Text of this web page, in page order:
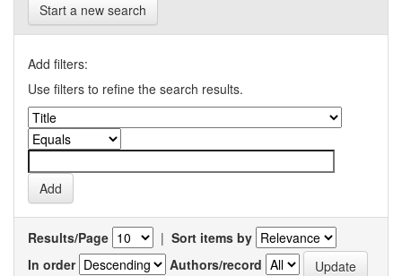
Start a new search
Add filters:
Use filters to refine the search results.
Results/Page | Sort items by
In order
Authors/record